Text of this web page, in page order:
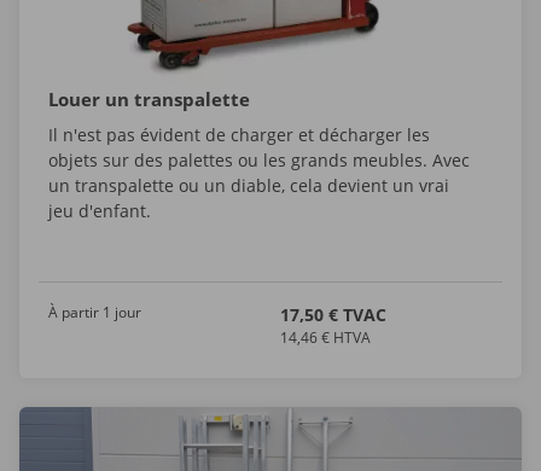
Louer un transpalette
Il n'est pas évident de charger et décharger les
objets sur des palettes ou les grands meubles. Avec
un transpalette ou un diable, cela devient un vrai
jeu d'enfant.
À partir 1 jour 17,50 € TVAC
14,46 € HTVA